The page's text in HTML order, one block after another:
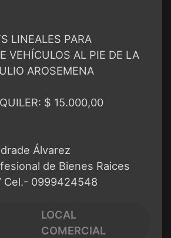
LINEALES PARA
VEHÍCULOS AL PIE DE LA
AROSEMENA
$ 15.000,00
Álvarez
de Bienes Raices
Cel.- 0999424548
LOCAL
COMERCIAL